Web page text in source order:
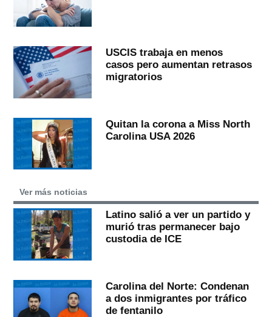
USCIS trabaja en menos
casos pero aumentan retrasos
migratorios
Quitan la corona a Miss North
Carolina USA 2026
Ver más noticias
Latino salió a ver un partido y
murió tras permanecer bajo
custodia de ICE
Carolina del Norte: Condenan
a dos inmigrantes por tráfico
de fentanilo